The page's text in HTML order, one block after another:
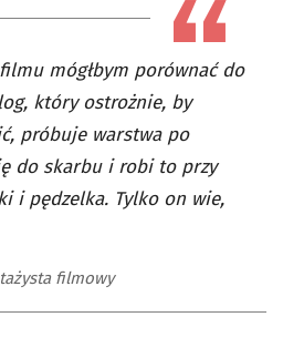
mógłbym porównać do
który ostrożnie, by
próbuje warstwa po
do skarbu i robi to przy
i pędzelka. Tylko on wie,
filmowy